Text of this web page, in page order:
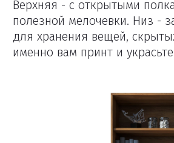
Верхняя - с открытыми
полезной мелочевки. Низ -
для хранения вещей,
именно вам принт и